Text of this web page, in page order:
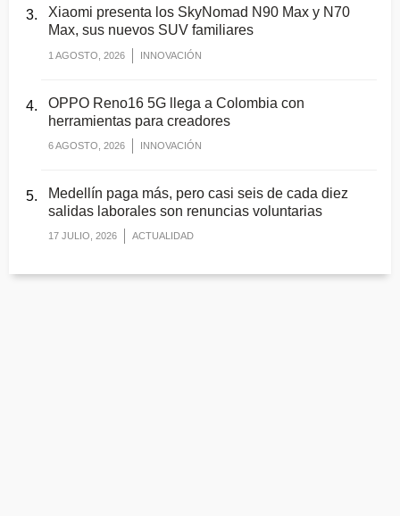
Xiaomi presenta los SkyNomad N90 Max y N70
Max, sus nuevos SUV familiares
1 AGOSTO, 2026 INNOVACIÓN
OPPO Reno16 5G llega a Colombia con
herramientas para creadores
6 AGOSTO, 2026 INNOVACIÓN
Medellín paga más, pero casi seis de cada diez
salidas laborales son renuncias voluntarias
17 JULIO, 2026 ACTUALIDAD